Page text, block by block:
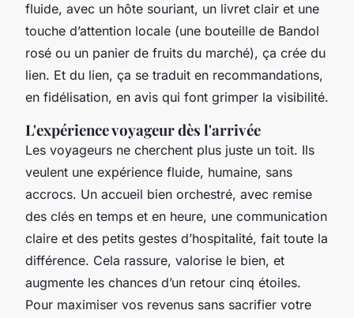
fluide, avec un hôte souriant, un livret clair et une
touche d’attention locale (une bouteille de Bandol
rosé ou un panier de fruits du marché), ça crée du
lien. Et du lien, ça se traduit en recommandations,
en fidélisation, en avis qui font grimper la visibilité.
L'expérience voyageur dès l'arrivée
Les voyageurs ne cherchent plus juste un toit. Ils
veulent une expérience fluide, humaine, sans
accrocs. Un accueil bien orchestré, avec remise
des clés en temps et en heure, une communication
claire et des petits gestes d’hospitalité, fait toute la
différence. Cela rassure, valorise le bien, et
augmente les chances d’un retour cinq étoiles.
Pour maximiser vos revenus sans sacrifier votre